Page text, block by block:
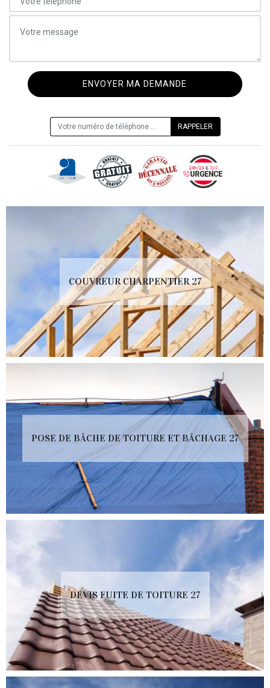
COUVREUR CHARPENTIER 27
POSE DE BÂCHE DE TOITURE ET BÂCHAGE 27
DEVIS FUITE DE TOITURE 27